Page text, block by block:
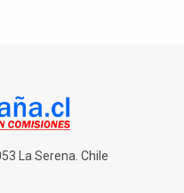
La Serena. Chile